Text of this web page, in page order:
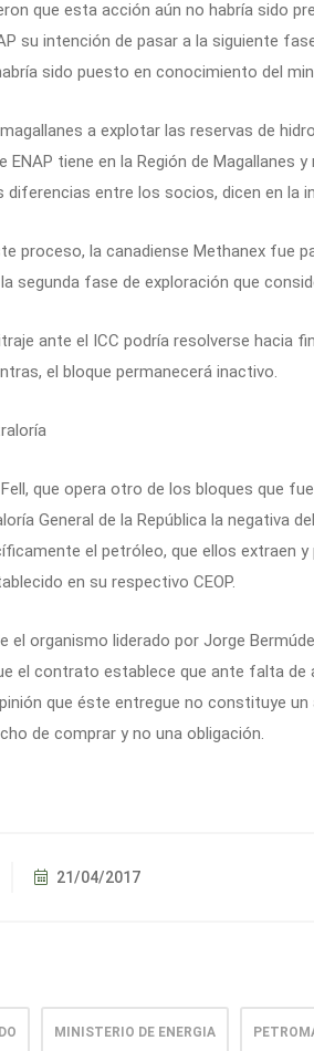
que esta acción aún no habría sido
su intención de pasar a la siguiente
sido puesto en conocimiento del
a explotar las reservas de
ENAP tiene en la Región de Magallanes
diferencias entre los socios, dicen en la
proceso, la canadiense Methanex fue
segunda fase de exploración que
ante el ICC podría resolverse hacia
el bloque permanecerá inactivo.
que opera otro de los bloques que
General de la República la negativa
el petróleo, que ellos extraen
en su respectivo CEOP.
el organismo liderado por Jorge
el contrato establece que ante falta
que éste entregue no constituye
de comprar y no una obligación.
21/04/2017
MINISTERIO DE ENERGIA